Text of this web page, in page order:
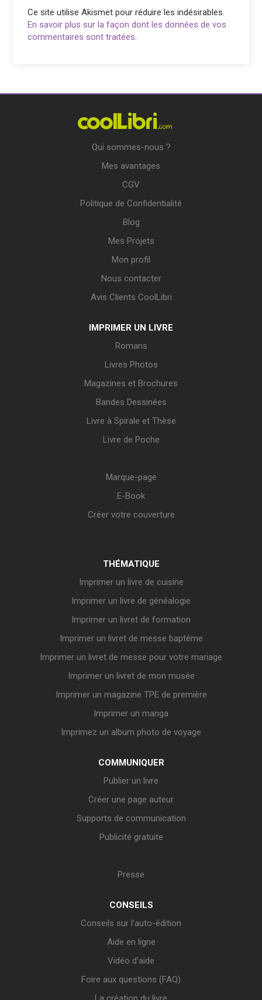
Ce site utilise Akismet pour réduire les indésirables.
En savoir plus sur la façon dont les données de vos
commentaires sont traitées
Qui sommes-nous ?
Mes avantages
CGV
Politique de Confidentialité
Blog
Mes Projets
Mon profil
Nous contacter
Avis Clients CoolLibri
IMPRIMER UN LIVRE
Romans
Livres Photos
Magazines et Brochures
Bandes Dessinées
Livre à Spirale et Thèse
Livre de Poche
Marque-page
E-Book
Créer votre couverture
THÉMATIQUE
Imprimer un livre de cuisine
Imprimer un livre de généalogie
Imprimer un livret de formation
Imprimer un livret de messe baptême
Imprimer un livret de messe pour votre mariage
Imprimer un livret de mon musée
Imprimer un magazine TPE de première
Imprimer un manga
Imprimez un album photo de voyage
COMMUNIQUER
Publier un livre
Créer une page auteur
Supports de communication
Publicité gratuite
Presse
CONSEILS
Conseils sur l’auto-édition
Aide en ligne
Vidéo d’aide
Foire aux questions (FAQ)